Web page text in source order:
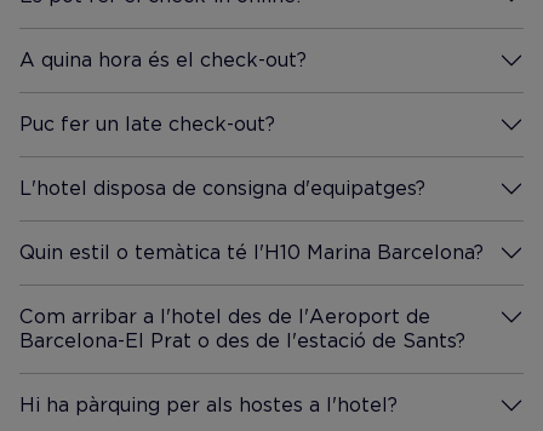
Més Informació
A quina hora és el check-out?
Més Informació
Puc fer un late check-out?
Més Informació
L'hotel disposa de consigna d'equipatges?
Més Informació
Quin estil o temàtica té l'H10 Marina Barcelona?
Més Informació
Com arribar a l'hotel des de l'Aeroport de
Barcelona-El Prat o des de l'estació de Sants?
Més Informació
Hi ha pàrquing per als hostes a l'hotel?
Més Informació